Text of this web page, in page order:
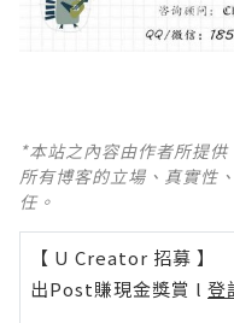
*本站之內容由作者所提
所有博客的立場、真實性
任。
【 U Creator 招募 】
出Post賺現金獎賞 l 登